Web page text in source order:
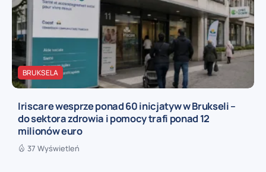
BRUKSELA
Iriscare wesprze ponad 60 inicjatyw w Brukseli –
do sektora zdrowia i pomocy trafi ponad 12
milionów euro
37 Wyświetleń